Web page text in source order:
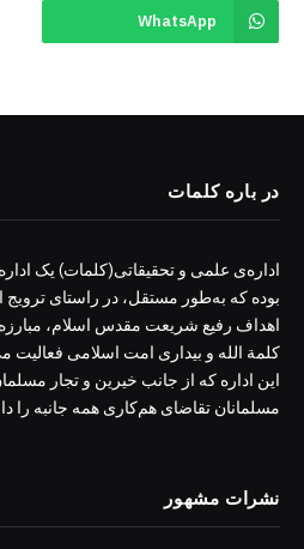
WhatsApp
در باره کلمات
اداره‌ی علمی و تحقیقاتی(کلمات) یک
بوده که به‌طور مستقل، در راستای
اهداف رفیع شریعت مقدس اسلام،
کلمة الله و بیداری امت اسلامی فعالیت
این اداره که از جانب خیرین و تجار
مسلمانان تقاضای هم‌کاری همه جانبه را
نشرات مشهور